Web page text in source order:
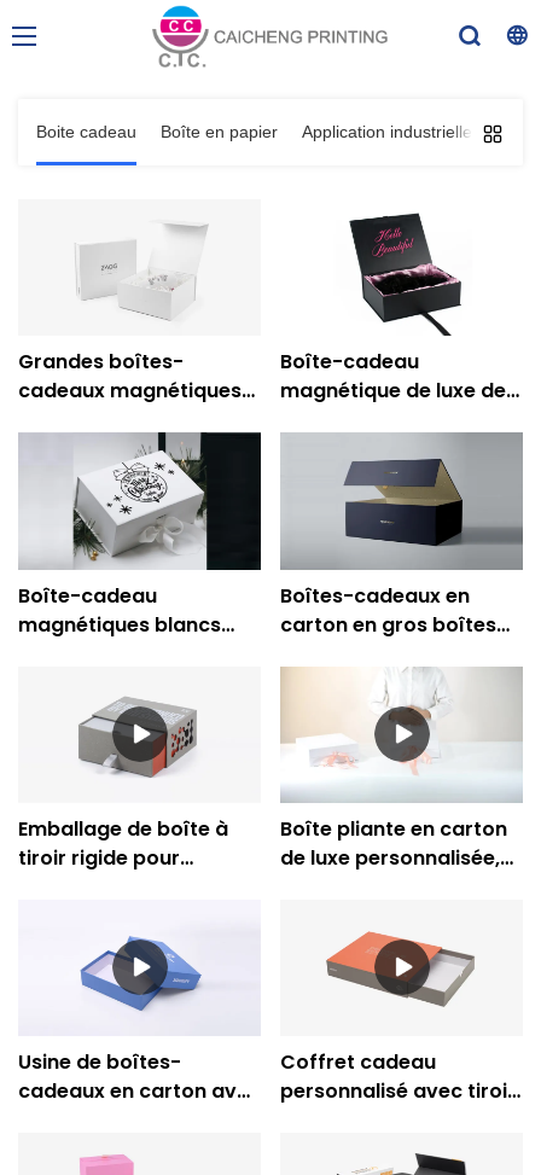
Boite cadeau Boîte en papier Application industrielle
Grandes boîtes-
cadeaux magnétiques
personnalisées Boîtes-
cadeaux en carton en
Boîte-cadeau
magnétique de luxe de
cosmétique de
perruque
Boîte-cadeau
magnétiques blancs
de papier de ruban
Boîtes-cadeaux en
carton en gros boîtes
magnétiques de luxe
écologiques
Emballage de boîte à
tiroir rigide pour
Boîte pliante en carton
de luxe personnalisée,
Usine de boîtes-
cadeaux en carton avec
Caicheng Printing
Coffret cadeau
personnalisé avec tiroir